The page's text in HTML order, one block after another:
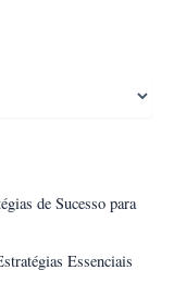
de Sucesso para
Essenciais